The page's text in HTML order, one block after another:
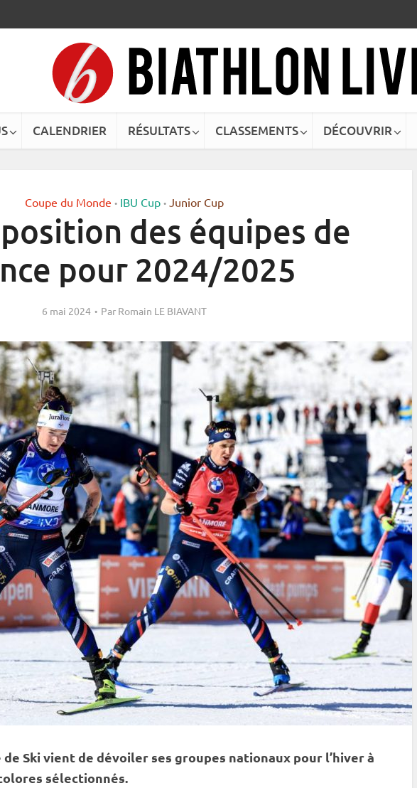
CALENDRIER RÉSULTATS CLASSEMENTS DÉCOUVRIR
Coupe du Monde • IBU Cup • Junior Cup
des équipes de
pour 2024/2025
6 mai 2024 Par Romain LE BIAVANT
Ski vient de dévoiler ses groupes nationaux pour l’hiver à
sélectionnés.